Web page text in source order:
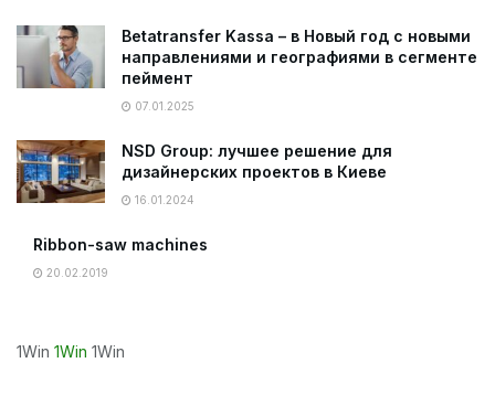
Betatransfer Kassa – в Новый год с новыми
направлениями и географиями в сегменте
пеймент
07.01.2025
NSD Group: лучшее решение для
дизайнерских проектов в Киеве
16.01.2024
Ribbon-saw machines
20.02.2019
1Win 1Win 1Win